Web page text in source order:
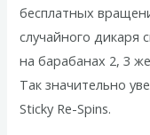
бесплатных
случайного дикаря
на барабанах 2, 3
Так значительно
Sticky Re-Spins.